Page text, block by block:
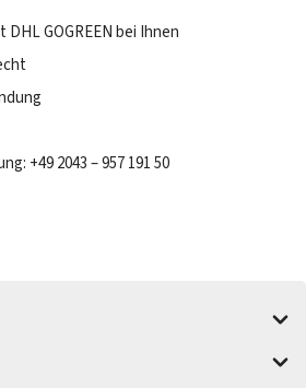
GOGREEN bei Ihnen
+49 2043 – 957 191 50